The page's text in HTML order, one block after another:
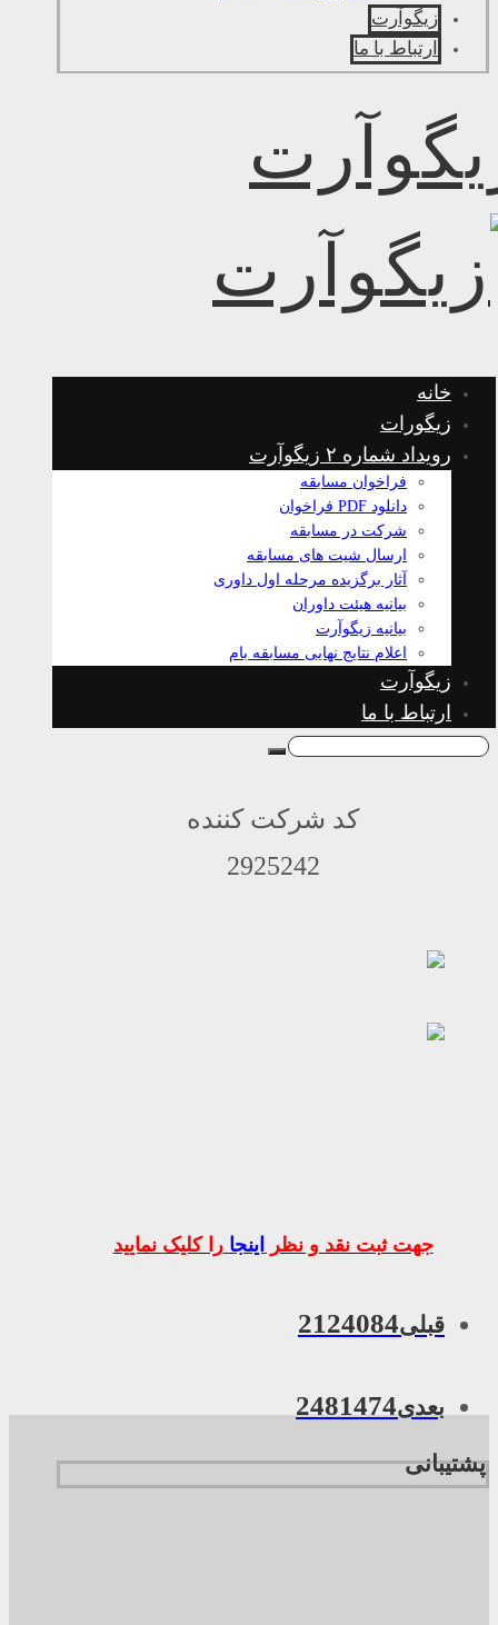
زیگوآرت
ارتباط با ما
خانه
زیگورات
رویداد شماره ۲ زیگوآرت
فراخوان مسابقه
دانلود PDF فراخوان
شرکت در مسابقه
ارسال شیت های مسابقه
آثار برگزیده مرحله اول داوری
بیانیه هیئت داوران
بیانیه زیگوآرت
اعلام نتایج نهایی مسابقه بام
زیگوآرت
ارتباط با ما
کد شرکت کننده
2925242
جهت ثبت نقد و نظر اینجارا کلیک نمایید
قبلی2124084
بعدی2481474
پشتیبانی